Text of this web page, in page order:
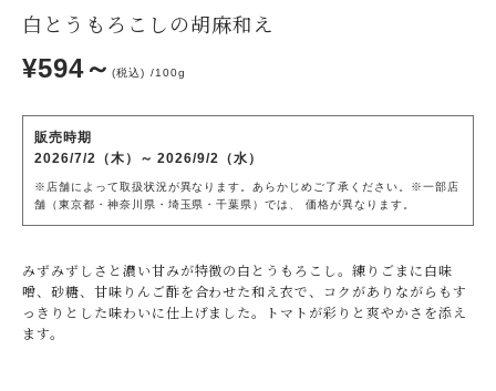
白とうもろこしの胡麻和え
¥594～ (税込) 100g
販売時期
2026/7/2（木）～ 2026/9/2（水）
※店舗によって取扱状況が異なります。あらかじめご了承ください。※一部店
舗（東京都・神奈川県・埼玉県・千葉県）では、 価格が異なります。
みずみずしさと濃い甘みが特徴の白とうもろこし。練りごまに白味
噌、砂糖、甘味りんご酢を合わせた和え衣で、コクがありながらもす
っきりとした味わいに仕上げました。トマトが彩りと爽やかさを添え
ます。